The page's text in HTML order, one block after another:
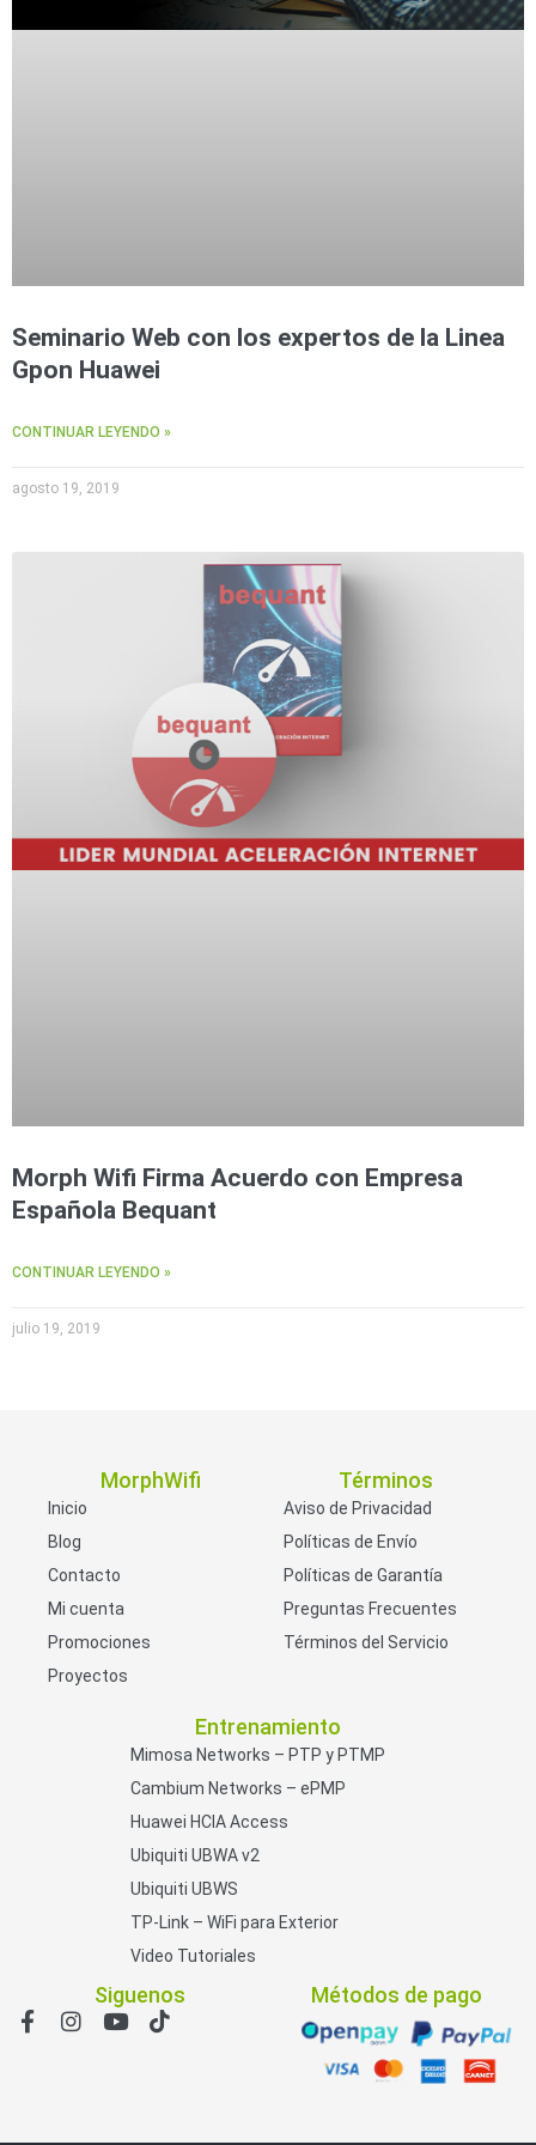
Seminario Web con los expertos de la Linea
Gpon Huawei
CONTINUAR LEYENDO »
agosto 19, 2019
Morph Wifi Firma Acuerdo con Empresa
Española Bequant
CONTINUAR LEYENDO »
julio 19, 2019
MorphWifi
Inicio
Blog
Contacto
Mi cuenta
Promociones
Proyectos
Términos
Aviso de Privacidad
Políticas de Envío
Políticas de Garantía
Preguntas Frecuentes
Términos del Servicio
Entrenamiento
Mimosa Networks – PTP y PTMP
Cambium Networks – ePMP
Huawei HCIA Access
Ubiquiti UBWA v2
Ubiquiti UBWS
TP-Link – WiFi para Exterior
Video Tutoriales
Siguenos Métodos de pago